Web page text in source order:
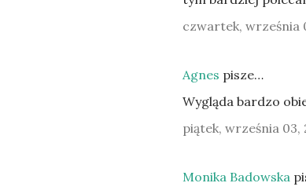
czwartek, września
Agnes pisze…
Wygląda bardzo
piątek, września 03,
Monika Badowska